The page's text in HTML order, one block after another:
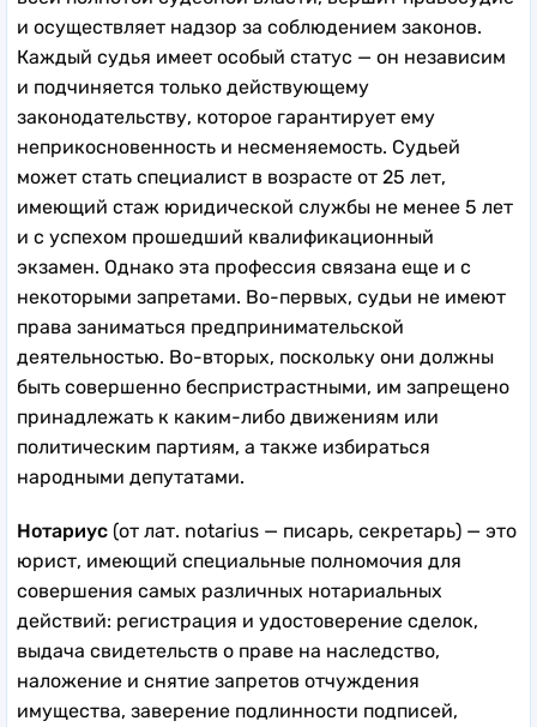
и осуществляет надзор за соблюдением законов.
Каждый судья имеет особый статус — он независим
и подчиняется только действующему
законодательству, которое гарантирует ему
неприкосновенность и несменяемость. Судьей
может стать специалист в возрасте от 25 лет,
имеющий стаж юридической службы не менее 5 лет
и с успехом прошедший квалификационный
экзамен. Однако эта профессия связана еще и с
некоторыми запретами. Во-первых, судьи не имеют
права заниматься предпринимательской
деятельностью. Во-вторых, поскольку они должны
быть совершенно беспристрастными, им запрещено
принадлежать к каким-либо движениям или
политическим партиям, а также избираться
народными депутатами.
Нотариус (от лат. notarius — писарь, секретарь) — это
юрист, имеющий специальные полномочия для
совершения самых различных нотариальных
действий: регистрация и удостоверение сделок,
выдача свидетельств о праве на наследство,
наложение и снятие запретов отчуждения
имущества, заверение подлинности подписей,